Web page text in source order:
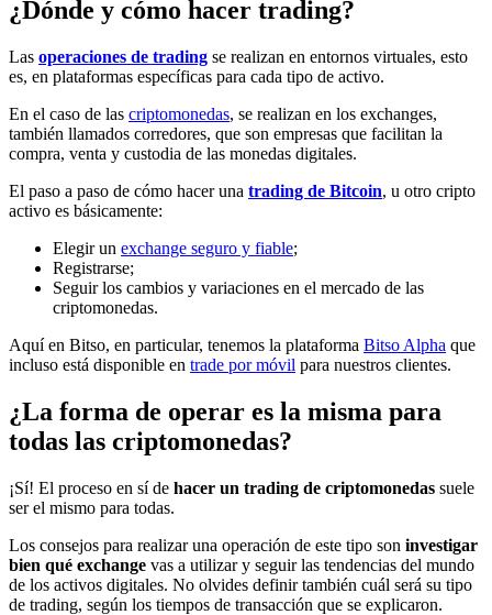
¿Dónde y cómo hacer trading?
Las operaciones de trading se realizan en entornos virtuales, esto
es, en plataformas específicas para cada tipo de activo.
En el caso de las criptomonedas, se realizan en los exchanges,
también llamados corredores, que son empresas que facilitan la
compra, venta y custodia de las monedas digitales.
El paso a paso de cómo hacer una trading de Bitcoin, u otro cripto
activo es básicamente:
Elegir un exchange seguro y fiable;
Registrarse;
Seguir los cambios y variaciones en el mercado de las
criptomonedas.
Aquí en Bitso, en particular, tenemos la plataforma Bitso Alpha que
incluso está disponible en trade por móvil para nuestros clientes.
¿La forma de operar es la misma para
todas las criptomonedas?
¡Sí! El proceso en sí de hacer un trading de criptomonedas suele
ser el mismo para todas.
Los consejos para realizar una operación de este tipo son investigar
bien qué exchange vas a utilizar y seguir las tendencias del mundo
de los activos digitales. No olvides definir también cuál será su tipo
de trading, según los tiempos de transacción que se explicaron.